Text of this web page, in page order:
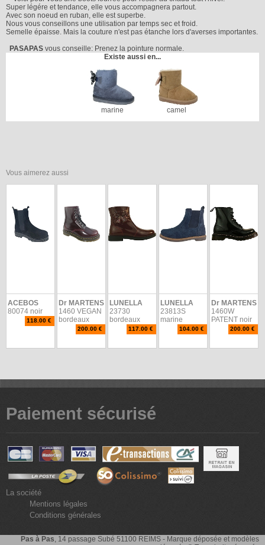
Super légére et tendance, elle vous accompagnera partout.
Avec son noeud en ruban, elle est superbe.
Nous vous conseillons une utilisation par temps sec et froid.
Semelle épaisse. Mais la couture n'est pas étanche lors d'averses importantes.
PASAPAS vous conseille: Prenez la pointure normale.
Existe aussi en...
marine camel
Vous aimerez aussi
ACEBOS
80074 noir
118.00 €
Dr MARTENS
1460 VEGAN
bordeaux
200.00 €
LUNELLA
23730
bordeaux
117.00 €
LUNELLA
23813S
marine
104.00 €
Dr MARTENS
1460W
PATENT noir
200.00 €
Paiement sécurisé
La société
Mentions légales
Conditions générales
Pas à Pas, 14 passage Subé 51100 REIMS - Marque déposée et modèles